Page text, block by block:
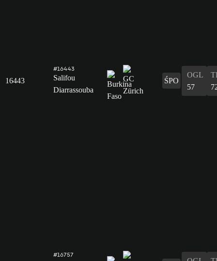
16443
#16443
Salifou
Diarrassouba
ŚPO
OGL
57
#16757